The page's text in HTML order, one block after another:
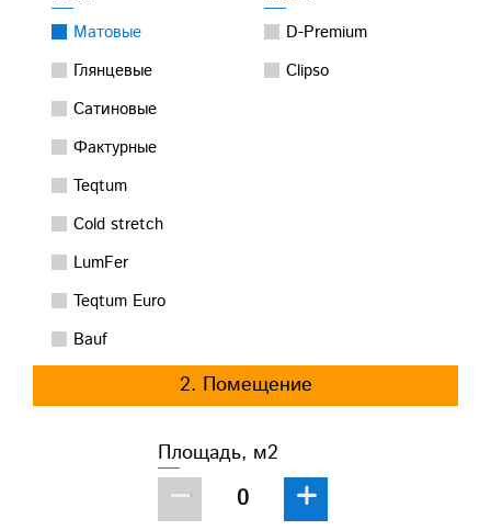
Матовые
Глянцевые
Сатиновые
Фактурные
Teqtum
Cold stretch
LumFer
Teqtum Euro
Bauf
D-Premium
Clipso
2. Помещение
Площадь, м2
− +